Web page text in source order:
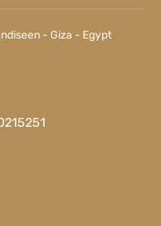
- Giza - Egypt